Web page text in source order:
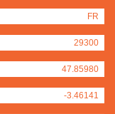
FR
29300
47.85980
-3.46141